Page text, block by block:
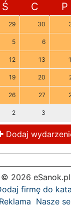
Ś C P
29 30
5 6
12 13
19 20
26 27
2 3
Dodaj
© 2026 eSanok.pl
firmę do
Reklama Nasze